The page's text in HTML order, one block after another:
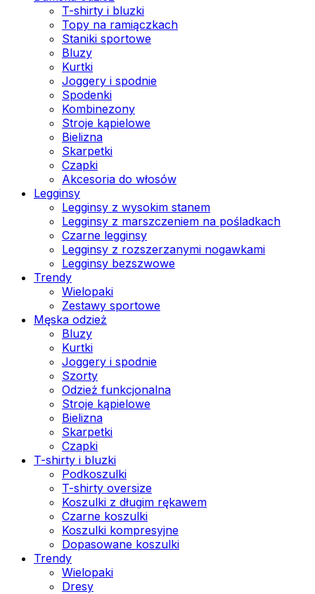
T-shirty i bluzki
Topy na ramiączkach
Staniki sportowe
Bluzy
Kurtki
Joggery i spodnie
Spodenki
Kombinezony
Stroje kąpielowe
Bielizna
Skarpetki
Czapki
Akcesoria do włosów
Legginsy
Legginsy z wysokim stanem
Legginsy z marszczeniem na pośladkach
Czarne legginsy
Legginsy z rozszerzanymi nogawkami
Legginsy bezszwowe
Trendy
Wielopaki
Zestawy sportowe
Męska odzież
Bluzy
Kurtki
Joggery i spodnie
Szorty
Odzież funkcjonalna
Stroje kąpielowe
Bielizna
Skarpetki
Czapki
T-shirty i bluzki
Podkoszulki
T-shirty oversize
Koszulki z długim rękawem
Czarne koszulki
Koszulki kompresyjne
Dopasowane koszulki
Trendy
Wielopaki
Dresy